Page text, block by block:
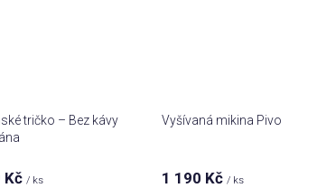
tričko – Bez kávy
Kč / ks
Vyšívaná mikina Pivo
1 190 Kč / ks